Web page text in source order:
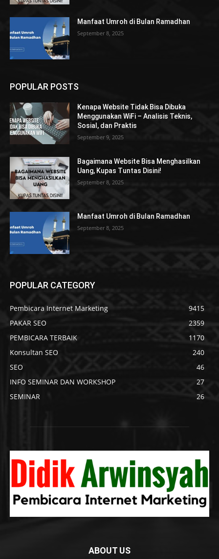
Manfaat Umroh di Bulan Ramadhan
September 8, 2025
POPULAR POSTS
Kenapa Website Tidak Bisa Dibuka
Menggunakan WiFi – Analisis Teknis,
Sosial, dan Praktis
September 9, 2025
Bagaimana Website Bisa Menghasilkan
Uang, Kupas Tuntas Disini!
September 8, 2025
Manfaat Umroh di Bulan Ramadhan
September 8, 2025
POPULAR CATEGORY
Pembicara Internet Marketing
9415
PAKAR SEO
2359
PEMBICARA TERBAIK
1170
Konsultan SEO
240
SEO
46
INFO SEMINAR DAN WORKSHOP
27
SEMINAR
26
ABOUT US